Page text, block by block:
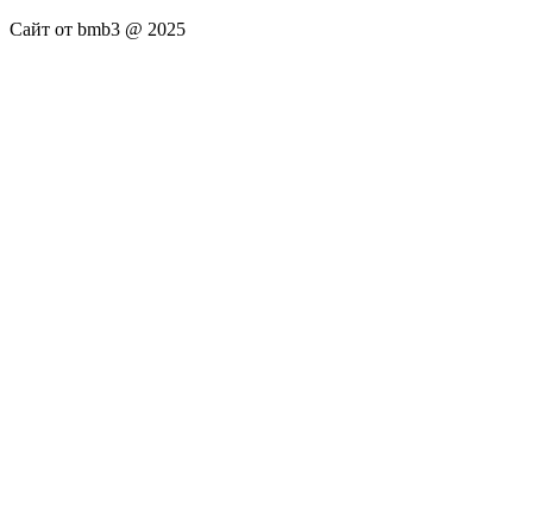
Сайт от bmb3 @ 2025